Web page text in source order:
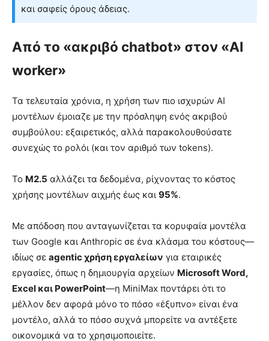
και σαφείς όρους άδειας.
Από το «ακριβό chatbot» στον «AI
worker»
Τα τελευταία χρόνια, η χρήση των πιο ισχυρών AI
μοντέλων έμοιαζε με την πρόσληψη ενός ακριβού
συμβούλου: εξαιρετικός, αλλά παρακολουθούσατε
συνεχώς το ρολόι (και τον αριθμό των tokens).
Το M2.5 αλλάζει τα δεδομένα, ρίχνοντας το κόστος
χρήσης μοντέλων αιχμής έως και 95%.
Με απόδοση που ανταγωνίζεται τα κορυφαία μοντέλα
των Google και Anthropic σε ένα κλάσμα του κόστους—
ιδίως σε agentic χρήση εργαλείων για εταιρικές
εργασίες, όπως η δημιουργία αρχείων Microsoft Word,
Excel και PowerPoint—η MiniMax ποντάρει ότι το
μέλλον δεν αφορά μόνο το πόσο «έξυπνο» είναι ένα
μοντέλο, αλλά το πόσο συχνά μπορείτε να αντέξετε
οικονομικά να το χρησιμοποιείτε.